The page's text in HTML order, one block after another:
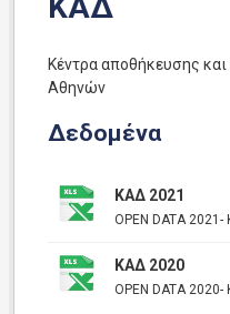
Κέντρα αποθήκευσης
Αθηνών
Δεδομένα
ΚΑΔ 2021
OPEN DATA
ΚΑΔ 2020
OPEN DATA